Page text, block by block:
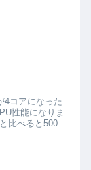
4コアになった
性能になりま